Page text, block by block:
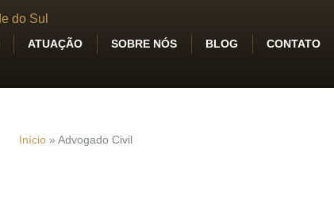
ATUAÇÃO SOBRE NÓS BLOG CONTATO
Início» Advogado Civil